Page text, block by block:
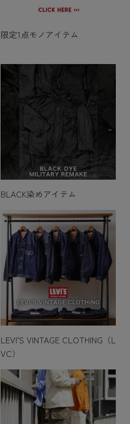
限定1点モノアイテム
BLACK染めアイテム
LEVI'S VINTAGE CLOTHING（L
VC）